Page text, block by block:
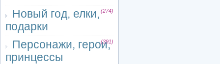
Новый год, елки,
подарки
(274)
Персонажи, герои,
принцессы
(391)